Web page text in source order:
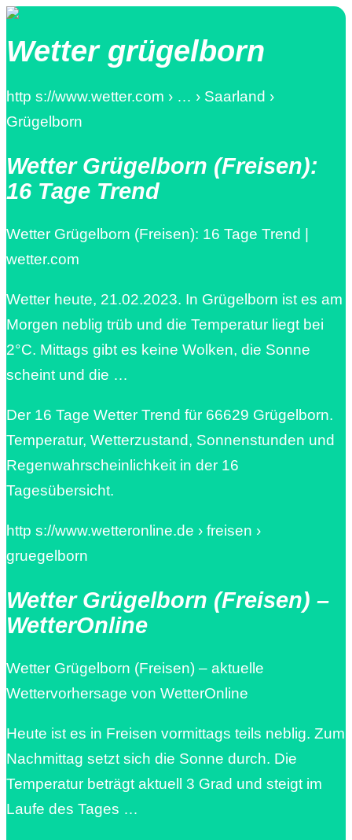
Wetter grügelborn
http s://www.wetter.com › … › Saarland ›
Grügelborn
Wetter Grügelborn (Freisen):
16 Tage Trend
Wetter Grügelborn (Freisen): 16 Tage Trend |
wetter.com
Wetter heute, 21.02.2023. In Grügelborn ist es am
Morgen neblig trüb und die Temperatur liegt bei
2°C. Mittags gibt es keine Wolken, die Sonne
scheint und die …
Der 16 Tage Wetter Trend für 66629 Grügelborn.
Temperatur, Wetterzustand, Sonnenstunden und
Regenwahrscheinlichkeit in der 16
Tagesübersicht.
http s://www.wetteronline.de › freisen ›
gruegelborn
Wetter Grügelborn (Freisen) –
WetterOnline
Wetter Grügelborn (Freisen) – aktuelle
Wettervorhersage von WetterOnline
Heute ist es in Freisen vormittags teils neblig. Zum
Nachmittag setzt sich die Sonne durch. Die
Temperatur beträgt aktuell 3 Grad und steigt im
Laufe des Tages …